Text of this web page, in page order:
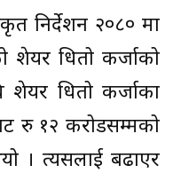
निर्देशन २०८० मा
शेयर धितो कर्जाको
शेयर धितो कर्जाका
रु १२ करोडसम्मको
। त्यसलाई बढाएर